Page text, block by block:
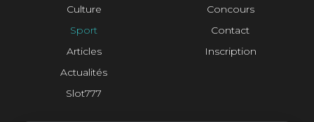
Culture
Sport
Articles
Actualités
Slot777
Concours
Contact
Inscription